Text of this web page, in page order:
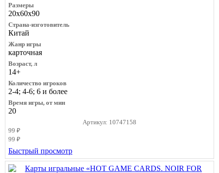
Размеры
20х60х90
Страна-изготовитель
Китай
Жанр игры
карточная
Возраст, л
14+
Количество игроков
2-4; 4-6; 6 и более
Время игры, от мин
20
Артикул: 10747158
99 ₽
99 ₽
Быстрый просмотр